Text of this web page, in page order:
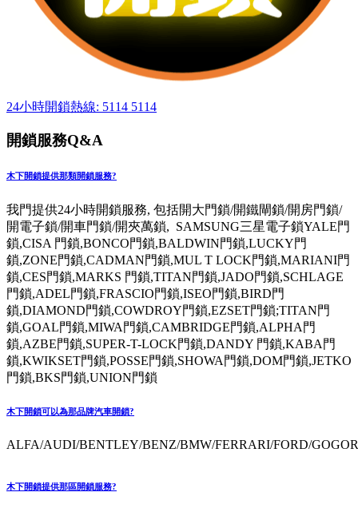
24小時開鎖熱線: 5114 5114
開鎖服務Q&A
木下開鎖提供那類開鎖服務?
我門提供24小時開鎖服務, 包括開大門鎖/開鐵閘鎖/開房門鎖/
開電子鎖/開車門鎖/開夾萬鎖, SAMSUNG三星電子鎖YALE門
鎖,CISA 門鎖,BONCO門鎖,BALDWIN門鎖,LUCKY門
鎖,ZONE門鎖,CADMAN門鎖,MUL T LOCK門鎖,MARIANI門
鎖,CES門鎖,MARKS 門鎖,TITAN門鎖,JADO門鎖,SCHLAGE
門鎖,ADEL門鎖,FRASCIO門鎖,ISEO門鎖,BIRD門
鎖,DIAMOND門鎖,COWDROY門鎖,EZSET門鎖;TITAN門
鎖,GOAL門鎖,MIWA門鎖,CAMBRIDGE門鎖,ALPHA門
鎖,AZBE門鎖,SUPER-T-LOCK門鎖,DANDY 門鎖,KABA門
鎖,KWIKSET門鎖,POSSE門鎖,SHOWA門鎖,DOM門鎖,JETKO
門鎖,BKS門鎖,UNION門鎖
木下開鎖可以為那品牌汽車開鎖?
ALFA/AUDI/BENTLEY/BENZ/BMW/FERRARI/FORD/
木下開鎖提供那區開鎖服務?